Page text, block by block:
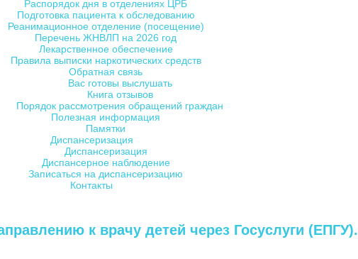
Распорядок дня в отделениях ЦРБ
Подготовка пациента к обследованию
Реанимационное отделение (посещение)
Перечень ЖНВЛП на 2026 год
Лекарственное обеспечение
Правила выписки наркотических средств
Обратная связь
Вас готовы выслушать
Книга отзывов
Порядок рассмотрения обращений граждан
Полезная информация
Памятки
Диспансеризация
Диспансеризация
Диспансерное наблюдение
Записаться на диспансеризацию
Контакты
к врачу детей через Госуслуги (ЕПГУ).